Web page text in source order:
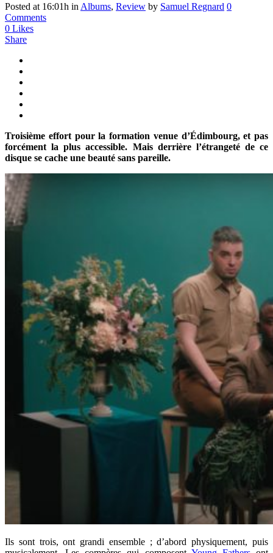
Posted at 16:01h in Albums, Review by Samuel Regnard 0
Comments
0 Likes
Share
Troisième effort pour la formation venue d’Édimbourg, et pas
forcément la plus accessible. Mais derrière l’étrangeté de ce
disque se cache une beauté sans pareille.
Ils sont trois, ont grandi ensemble ; d’abord physiquement, puis